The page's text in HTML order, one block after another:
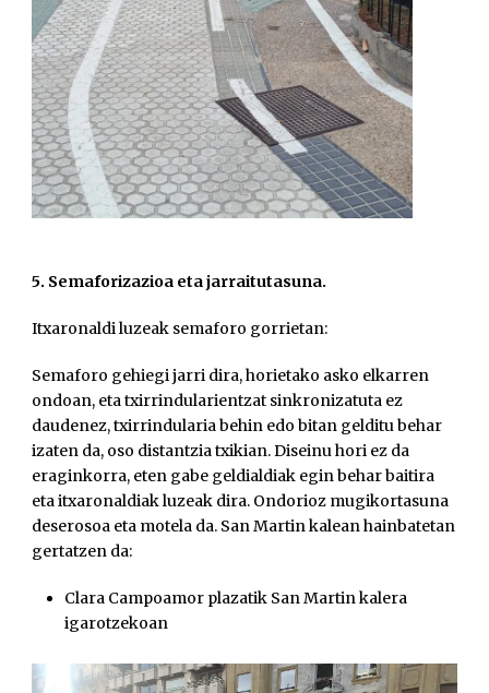
5. Semaforizazioa eta jarraitutasuna.
Itxaronaldi luzeak semaforo gorrietan:
Semaforo gehiegi jarri dira, horietako asko elkarren
ondoan, eta txirrindularientzat sinkronizatuta ez
daudenez, txirrindularia behin edo bitan gelditu behar
izaten da, oso distantzia txikian. Diseinu hori ez da
eraginkorra, eten gabe geldialdiak egin behar baitira
eta itxaronaldiak luzeak dira. Ondorioz mugikortasuna
deserosoa eta motela da. San Martin kalean hainbatetan
gertatzen da:
Clara Campoamor plazatik San Martin kalera
igarotzekoan